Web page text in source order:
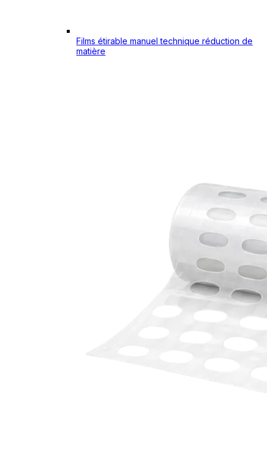
Films étirable manuel technique réduction de
matière